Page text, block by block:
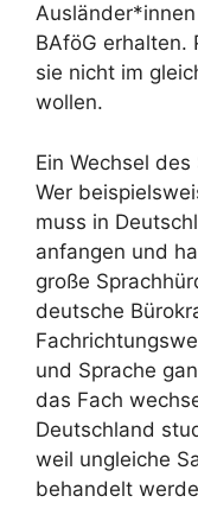
BAföG erhalten.
sie nicht im
wollen.
Ein Wechsel
Wer
muss in
anfangen und
große
deutsche
und Sprache
das Fach
Deutschland
weil ungleiche
behandelt